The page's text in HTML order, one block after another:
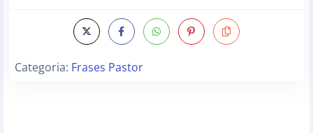
Categoria: Frases Pastor